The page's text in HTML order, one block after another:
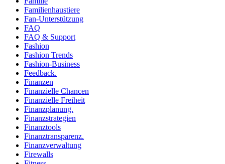
Familienhaustiere
Fan-Unterstützung
FAQ
FAQ & Support
Fashion
Fashion Trends
Fashion-Business
Feedback.
Finanzen
Finanzielle Chancen
Finanzielle Freiheit
Finanzplanung.
Finanzstrategien
Finanztools
Finanztransparenz.
Finanzverwaltung
Firewalls